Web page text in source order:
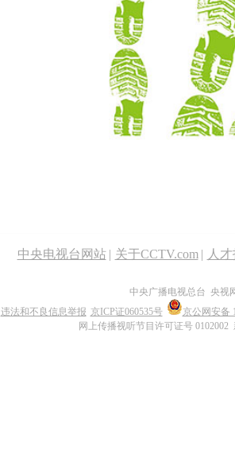
中央电视台网站 | 关于CCTV.com | 人
中央广播电视总台 央视
违法和不良信息举报 京ICP证060535号
京公网安备
网上传播视听节目许可证号 0102002